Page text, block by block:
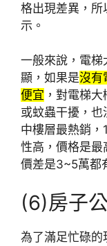
格出現差異，所
示。
一般來說，電梯
顯，如果是沒有
便宜 ，對電梯
或蚊蟲干擾，
中樓層最熱銷，
性高，價格是最
價差是3~5萬都
(6)房子
為了滿足忙碌的